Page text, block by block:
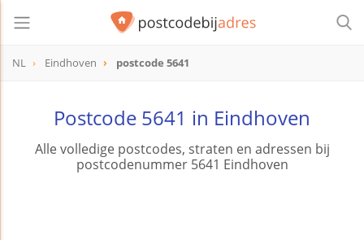
NL Eindhoven postcode 5641
Postcode 5641 in Eindhoven
Alle volledige postcodes, straten en adressen bij
postcodenummer 5641 Eindhoven